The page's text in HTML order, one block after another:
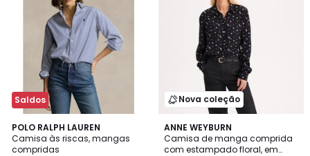
Saldos
POLO RALPH LAUREN
Camisa às riscas, mangas
compridas
4,5
/ 5
Nova coleção
ANNE WEYBURN
Camisa de manga comprida
com estampado floral, em